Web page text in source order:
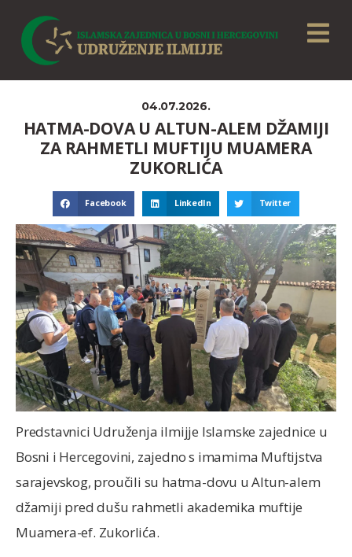
04.07.2026.
HATMA-DOVA U ALTUN-ALEM DŽAMIJI
ZA RAHMETLI MUFTIJU MUAMERA
ZUKORLIĆA
Facebook LinkedIn Twitter
Predstavnici Udruženja ilmijje Islamske zajednice u
Bosni i Hercegovini, zajedno s imamima Muftijstva
sarajevskog, proučili su hatma-dovu u Altun-alem
džamiji pred dušu rahmetli akademika muftije
Muamera-ef. Zukorlića.